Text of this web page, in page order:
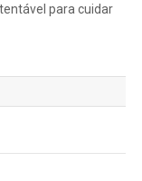
para cuidar